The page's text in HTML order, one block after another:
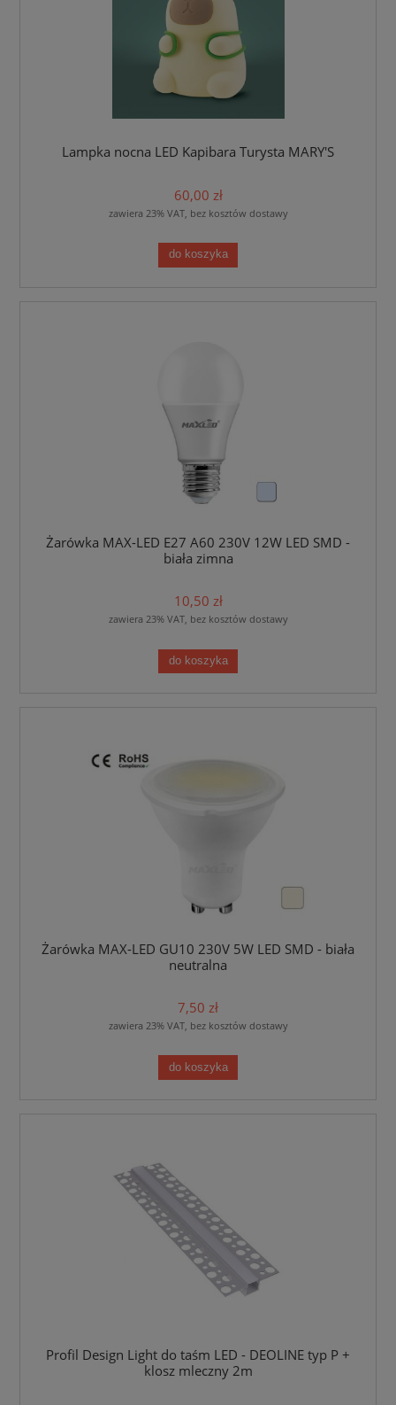
Lampka nocna LED Kapibara Turysta MARY'S
60,00 zł
zawiera 23% VAT, bez kosztów dostawy
do koszyka
Żarówka MAX-LED E27 A60 230V 12W LED SMD -
biała zimna
10,50 zł
zawiera 23% VAT, bez kosztów dostawy
do koszyka
Żarówka MAX-LED GU10 230V 5W LED SMD - biała
neutralna
7,50 zł
zawiera 23% VAT, bez kosztów dostawy
do koszyka
Profil Design Light do taśm LED - DEOLINE typ P +
klosz mleczny 2m